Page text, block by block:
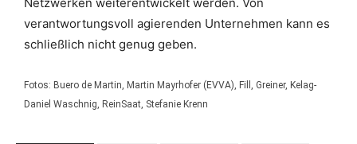
verantwortungsvoll agierenden Unternehmen kann es
schließlich nicht genug geben.
Fotos: Buero de Martin, Martin Mayrhofer (EVVA), Fill, Greiner, Kelag-
Daniel Waschnig, ReinSaat, Stefanie Krenn